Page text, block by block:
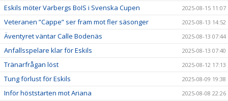
Eskils möter Varbergs BoIS i Svenska Cupen 2025-08-15 11:07
Veteranen ”Cappe” ser fram mot fler säsonger 2025-08-13 14:52
Äventyret väntar Calle Bodenäs 2025-08-13 07:44
Anfallsspelare klar för Eskils 2025-08-13 07:40
Tränarfrågan löst 2025-08-12 17:13
Tung förlust för Eskils 2025-08-09 19:38
Inför höststarten mot Ariana 2025-08-08 22:26